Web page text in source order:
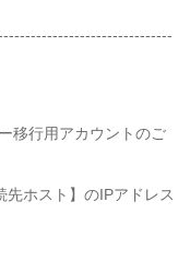
移行用アカウントのご
ホスト】のIPアドレス